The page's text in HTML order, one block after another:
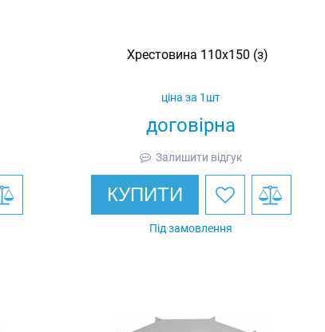
Хрестовина 110х150 (з)
договірна
ціна за 1шт
Залишити відгук
КУПИТИ
Під замовлення